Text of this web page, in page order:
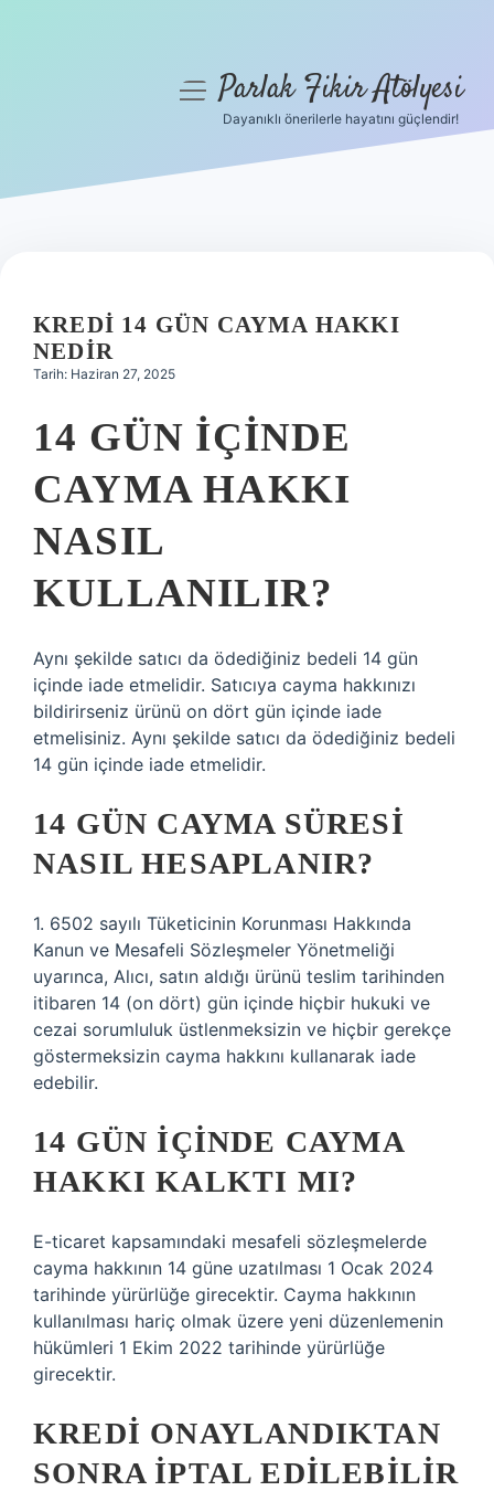
Hakkımızda
menüyüParlak Fikir Atölyesi
Dayanıklı önerilerle hayatını güçlendir!
KREDI 14 GÜN CAYMA HAKKI
NEDIR
Tarih: Haziran 27, 2025
14 GÜN IÇINDE
CAYMA HAKKI
NASIL
KULLANILIR?
Aynı şekilde satıcı da ödediğiniz bedeli 14 gün
içinde iade etmelidir. Satıcıya cayma hakkınızı
bildirirseniz ürünü on dört gün içinde iade
etmelisiniz. Aynı şekilde satıcı da ödediğiniz bedeli
14 gün içinde iade etmelidir.
14 GÜN CAYMA SÜRESI
NASIL HESAPLANIR?
1. 6502 sayılı Tüketicinin Korunması Hakkında
Kanun ve Mesafeli Sözleşmeler Yönetmeliği
uyarınca, Alıcı, satın aldığı ürünü teslim tarihinden
itibaren 14 (on dört) gün içinde hiçbir hukuki ve
cezai sorumluluk üstlenmeksizin ve hiçbir gerekçe
göstermeksizin cayma hakkını kullanarak iade
edebilir.
14 GÜN IÇINDE CAYMA
HAKKI KALKTI MI?
E-ticaret kapsamındaki mesafeli sözleşmelerde
cayma hakkının 14 güne uzatılması 1 Ocak 2024
tarihinde yürürlüğe girecektir. Cayma hakkının
kullanılması hariç olmak üzere yeni düzenlemenin
hükümleri 1 Ekim 2022 tarihinde yürürlüğe
girecektir.
KREDI ONAYLANDIKTAN
SONRA IPTAL EDILEBILIR